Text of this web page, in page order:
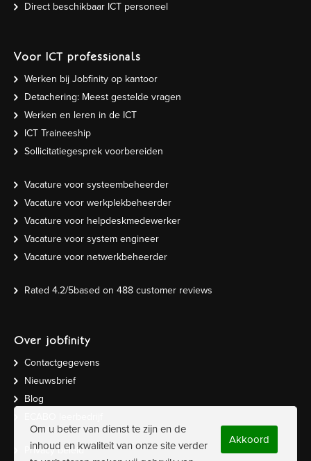
Direct beschikbaar ICT personeel
Voor ICT professionals
Werken bij Jobfinity op kantoor
Detachering: Meest gestelde vragen
Werken en leren in de ICT
ICT Traineeship
Sollicitatiegesprek voorbereiden
Vacature voor systeembeheerder
Vacature voor werkplekbeheerder
Vacature voor helpdeskmedewerker
Vacature voor system engineer
Vacature voor netwerkbeheerder
Rated 4.2/5based on 488 customer reviews
Over jobfinity
Contactgegevens
Nieuwsbrief
Blog
Privacy beleid
Om u beter van dienst te zijn en de
inhoud en kwaliteit van onze site verder
Akkoord